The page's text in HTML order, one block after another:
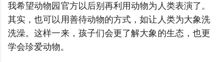
我希望动物园官方以后别再利用动物为人类表演了。
其实，也可以用善待动物的方式，如让人类为大象洗
洗澡。这样一来，孩子们会更了解大象的生态，也更
学会珍爱动物。